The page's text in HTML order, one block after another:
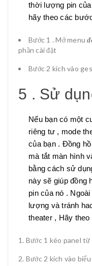
thời lượng pin
hãy theo các
Bước 1 . Mở menu
phần cài đặt
Bước 2 kích vào
5 . Sử
Nếu bạn có một
riêng tư , mode
của bạn . Đồng
mà tắt màn hình
bằng cách sử
này sẽ giúp đồng
pin của nó .
lượng và tránh
theater , Hãy
Bước 1 kéo panel
Bước 2 kích vào